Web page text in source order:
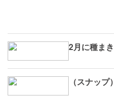
2月に種ま
（スナッ